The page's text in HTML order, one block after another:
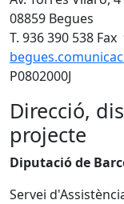
08859 Begues
T. 936 390 538
P0802000J
Direcció,
projecte
Diputació de
Servei